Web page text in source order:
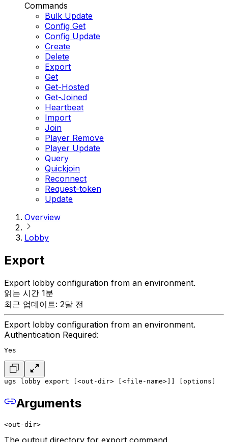
Commands
Bulk Update
Config Get
Config Update
Create
Delete
Export
Get
Get-Hosted
Get-Joined
Heartbeat
Import
Join
Player Remove
Player Update
Query
Quickjoin
Reconnect
Request-token
Update
Overview
Lobby
Export
Export lobby configuration from an environment.
읽는 시간 1분
최근 업데이트: 2달 전
Export lobby configuration from an environment.
Authentication Required:
Yes
ugs lobby export [<out-dir> [<file-name>]] [options]
Arguments
<out-dir>